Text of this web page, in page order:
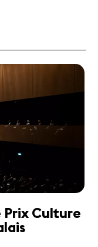
Prix Culture